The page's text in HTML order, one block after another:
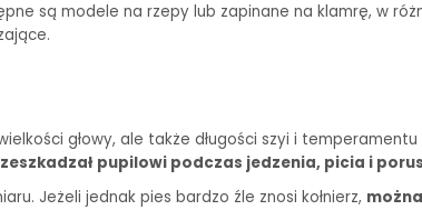
są modele na rzepy lub zapinane na klamrę, w
głowy, ale także długości szyi i temperamentu
pupilowi podczas jedzenia, picia i
Jeżeli jednak pies bardzo źle znosi kołnierz,